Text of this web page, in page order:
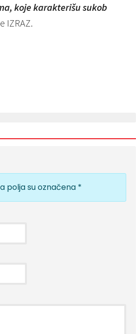
koje karakterišu sukob
IZRAZ.
polja su označena *